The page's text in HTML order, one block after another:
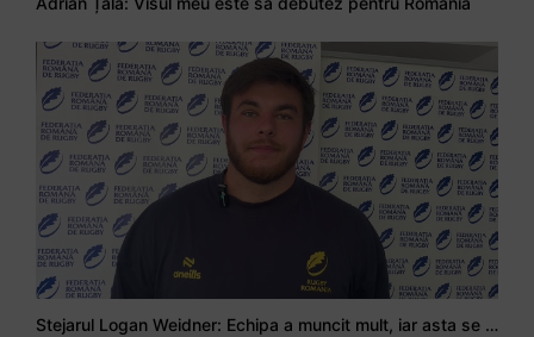
Stejarul Logan Weidner: Echipa a muncit mult, iar asta se va vedea în meciurile de la Nations Cup